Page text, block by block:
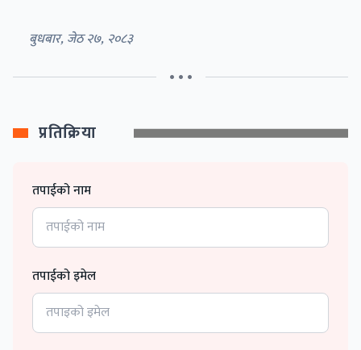
बुधबार, जेठ २७, २०८३
• • •
प्रतिक्रिया
तपाईको नाम
तपाईको इमेल